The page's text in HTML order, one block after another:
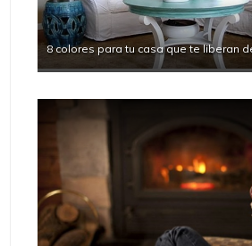
8 colores para tu casa que te liberan